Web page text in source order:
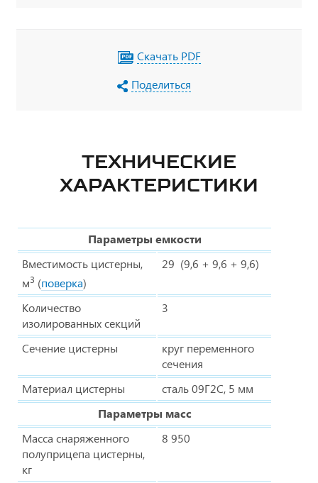
Скачать PDF
Поделиться
ТЕХНИЧЕСКИЕ
ХАРАКТЕРИСТИКИ
Параметры емкости
Вместимость цистерны,
м3 (поверка)
29 (9,6 + 9,6 + 9,6)
Количество
изолированных секций
3
Сечение цистерны
круг переменного
сечения
Материал цистерны
сталь 09Г2С, 5 мм
Параметры масс
Масса снаряженного
полуприцепа цистерны,
кг
8 950